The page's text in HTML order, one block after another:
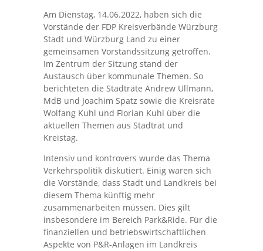
Am Dienstag, 14.06.2022, haben sich die
Vorstände der FDP Kreisverbände Würzburg
Stadt und Würzburg Land zu einer
gemeinsamen Vorstandssitzung getroffen.
Im Zentrum der Sitzung stand der
Austausch über kommunale Themen. So
berichteten die Stadträte Andrew Ullmann,
MdB und Joachim Spatz sowie die Kreisräte
Wolfang Kuhl und Florian Kuhl über die
aktuellen Themen aus Stadtrat und
Kreistag.
Intensiv und kontrovers wurde das Thema
Verkehrspolitik diskutiert. Einig waren sich
die Vorstände, dass Stadt und Landkreis bei
diesem Thema künftig mehr
zusammenarbeiten müssen. Dies gilt
insbesondere im Bereich Park&Ride. Für die
finanziellen und betriebswirtschaftlichen
Aspekte von P&R-Anlagen im Landkreis